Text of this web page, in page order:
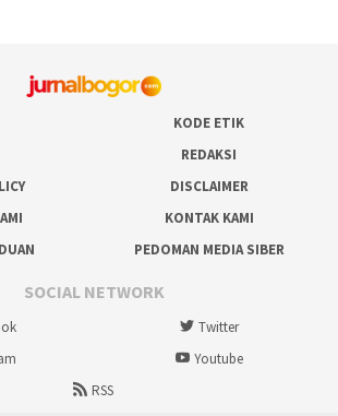
KODE ETIK
REDAKSI
DISCLAIMER
KONTAK KAMI
PEDOMAN MEDIA SIBER
SOCIAL NETWORK
Twitter
Youtube
RSS